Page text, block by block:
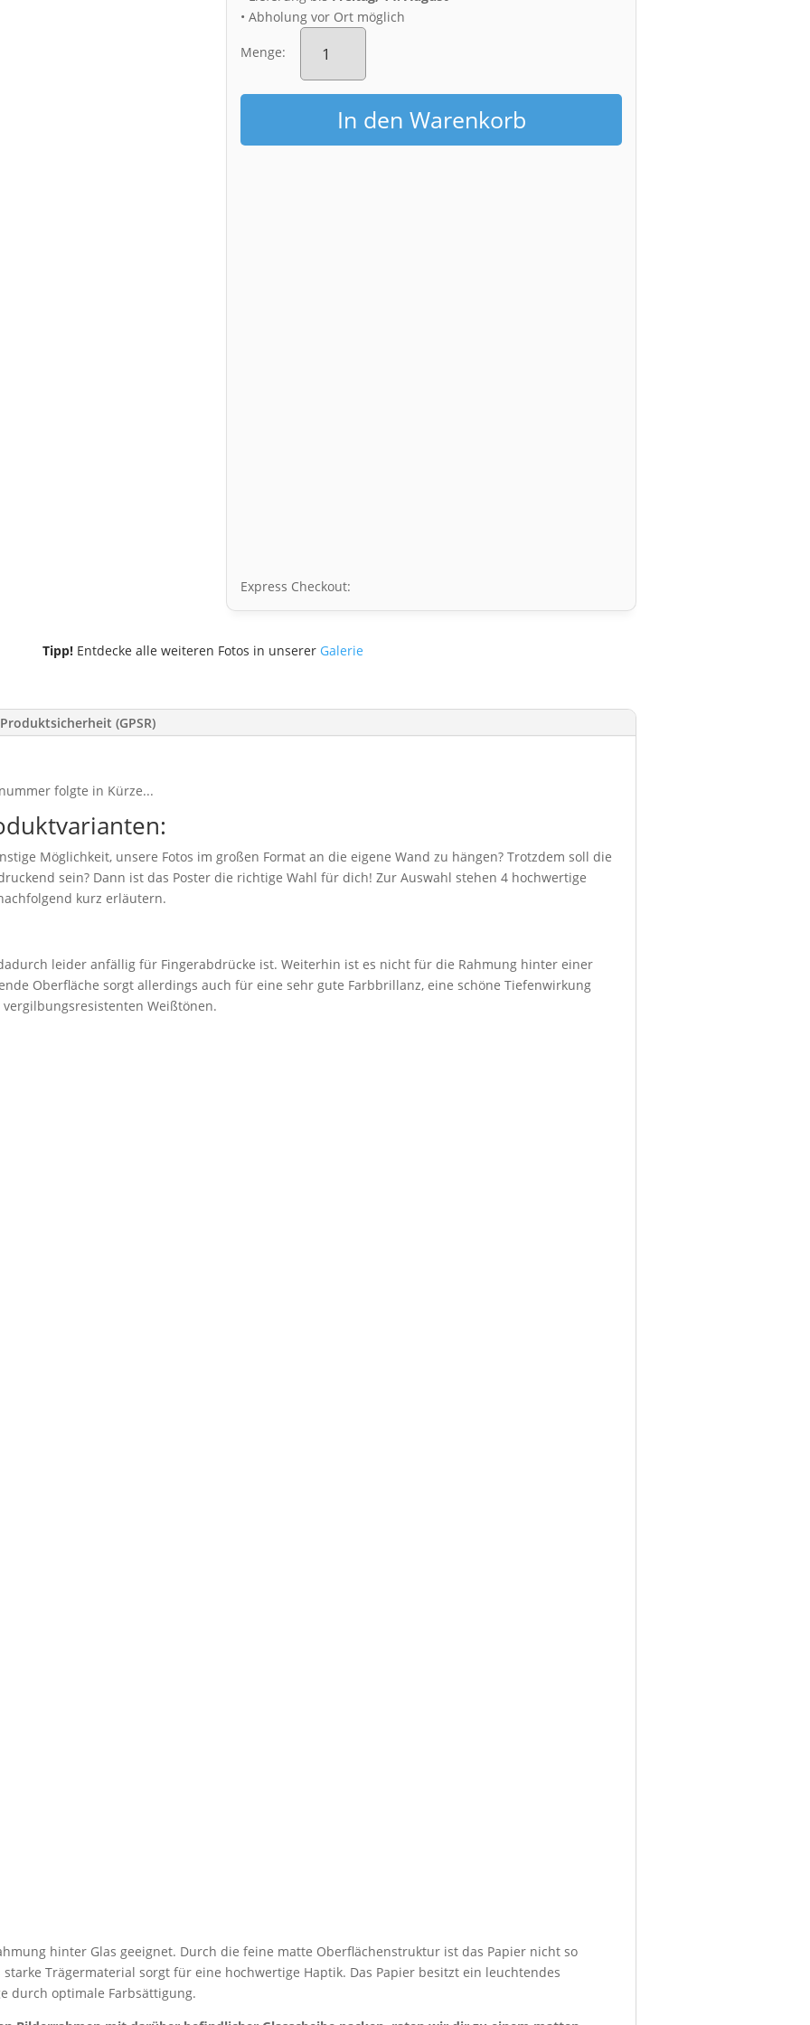
• Abholung vor Ort möglich
Menge:
Poster
(00205)
zur
Blauen
Stunde
MengeIn den Warenkorb
Express Checkout:
Tipp!Entdecke alle weiteren Fotos in unserer Galerie
Produktsicherheit (GPSR)
folgte in Kürze...
Möglichkeit, unsere Fotos im großen Format an die eigene Wand zu hängen? Trotzdem soll die
sein? Dann ist das Poster die richtige Wahl für dich! Zur Auswahl stehen 4 hochwertige
kurz erläutern.
leider anfällig für Fingerabdrücke ist. Weiterhin ist es nicht für die Rahmung hinter einer
Oberfläche sorgt allerdings auch für eine sehr gute Farbbrillanz, eine schöne Tiefenwirkung
Weißtönen.
hinter Glas geeignet. Durch die feine matte Oberflächenstruktur ist das Papier nicht so
Trägermaterial sorgt für eine hochwertige Haptik. Das Papier besitzt ein leuchtendes
durch optimale Farbsättigung.